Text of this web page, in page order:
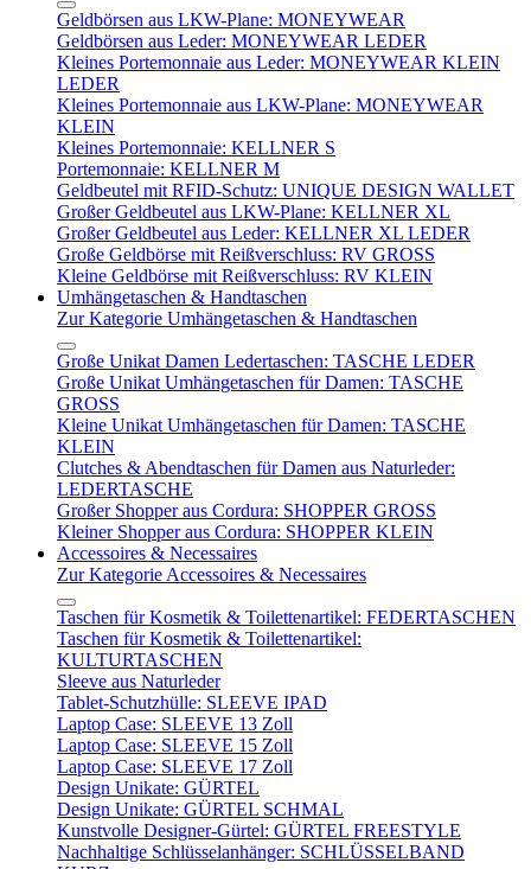
Geldbörsen aus LKW-Plane: MONEYWEAR
Geldbörsen aus Leder: MONEYWEAR LEDER
Kleines Portemonnaie aus Leder: MONEYWEAR KLEIN
LEDER
Kleines Portemonnaie aus LKW-Plane: MONEYWEAR
KLEIN
Kleines Portemonnaie: KELLNER S
Portemonnaie: KELLNER M
Geldbeutel mit RFID-Schutz: UNIQUE DESIGN WALLET
Großer Geldbeutel aus LKW-Plane: KELLNER XL
Großer Geldbeutel aus Leder: KELLNER XL LEDER
Große Geldbörse mit Reißverschluss: RV GROSS
Kleine Geldbörse mit Reißverschluss: RV KLEIN
Umhängetaschen & Handtaschen
Zur Kategorie Umhängetaschen & Handtaschen
Große Unikat Damen Ledertaschen: TASCHE LEDER
Große Unikat Umhängetaschen für Damen: TASCHE
GROSS
Kleine Unikat Umhängetaschen für Damen: TASCHE
KLEIN
Clutches & Abendtaschen für Damen aus Naturleder:
LEDERTASCHE
Großer Shopper aus Cordura: SHOPPER GROSS
Kleiner Shopper aus Cordura: SHOPPER KLEIN
Accessoires & Necessaires
Zur Kategorie Accessoires & Necessaires
Taschen für Kosmetik & Toilettenartikel: FEDERTASCHEN
Taschen für Kosmetik & Toilettenartikel:
KULTURTASCHEN
Sleeve aus Naturleder
Tablet-Schutzhülle: SLEEVE IPAD
Laptop Case: SLEEVE 13 Zoll
Laptop Case: SLEEVE 15 Zoll
Laptop Case: SLEEVE 17 Zoll
Design Unikate: GÜRTEL
Design Unikate: GÜRTEL SCHMAL
Kunstvolle Designer-Gürtel: GÜRTEL FREESTYLE
Nachhaltige Schlüsselanhänger: SCHLÜSSELBAND